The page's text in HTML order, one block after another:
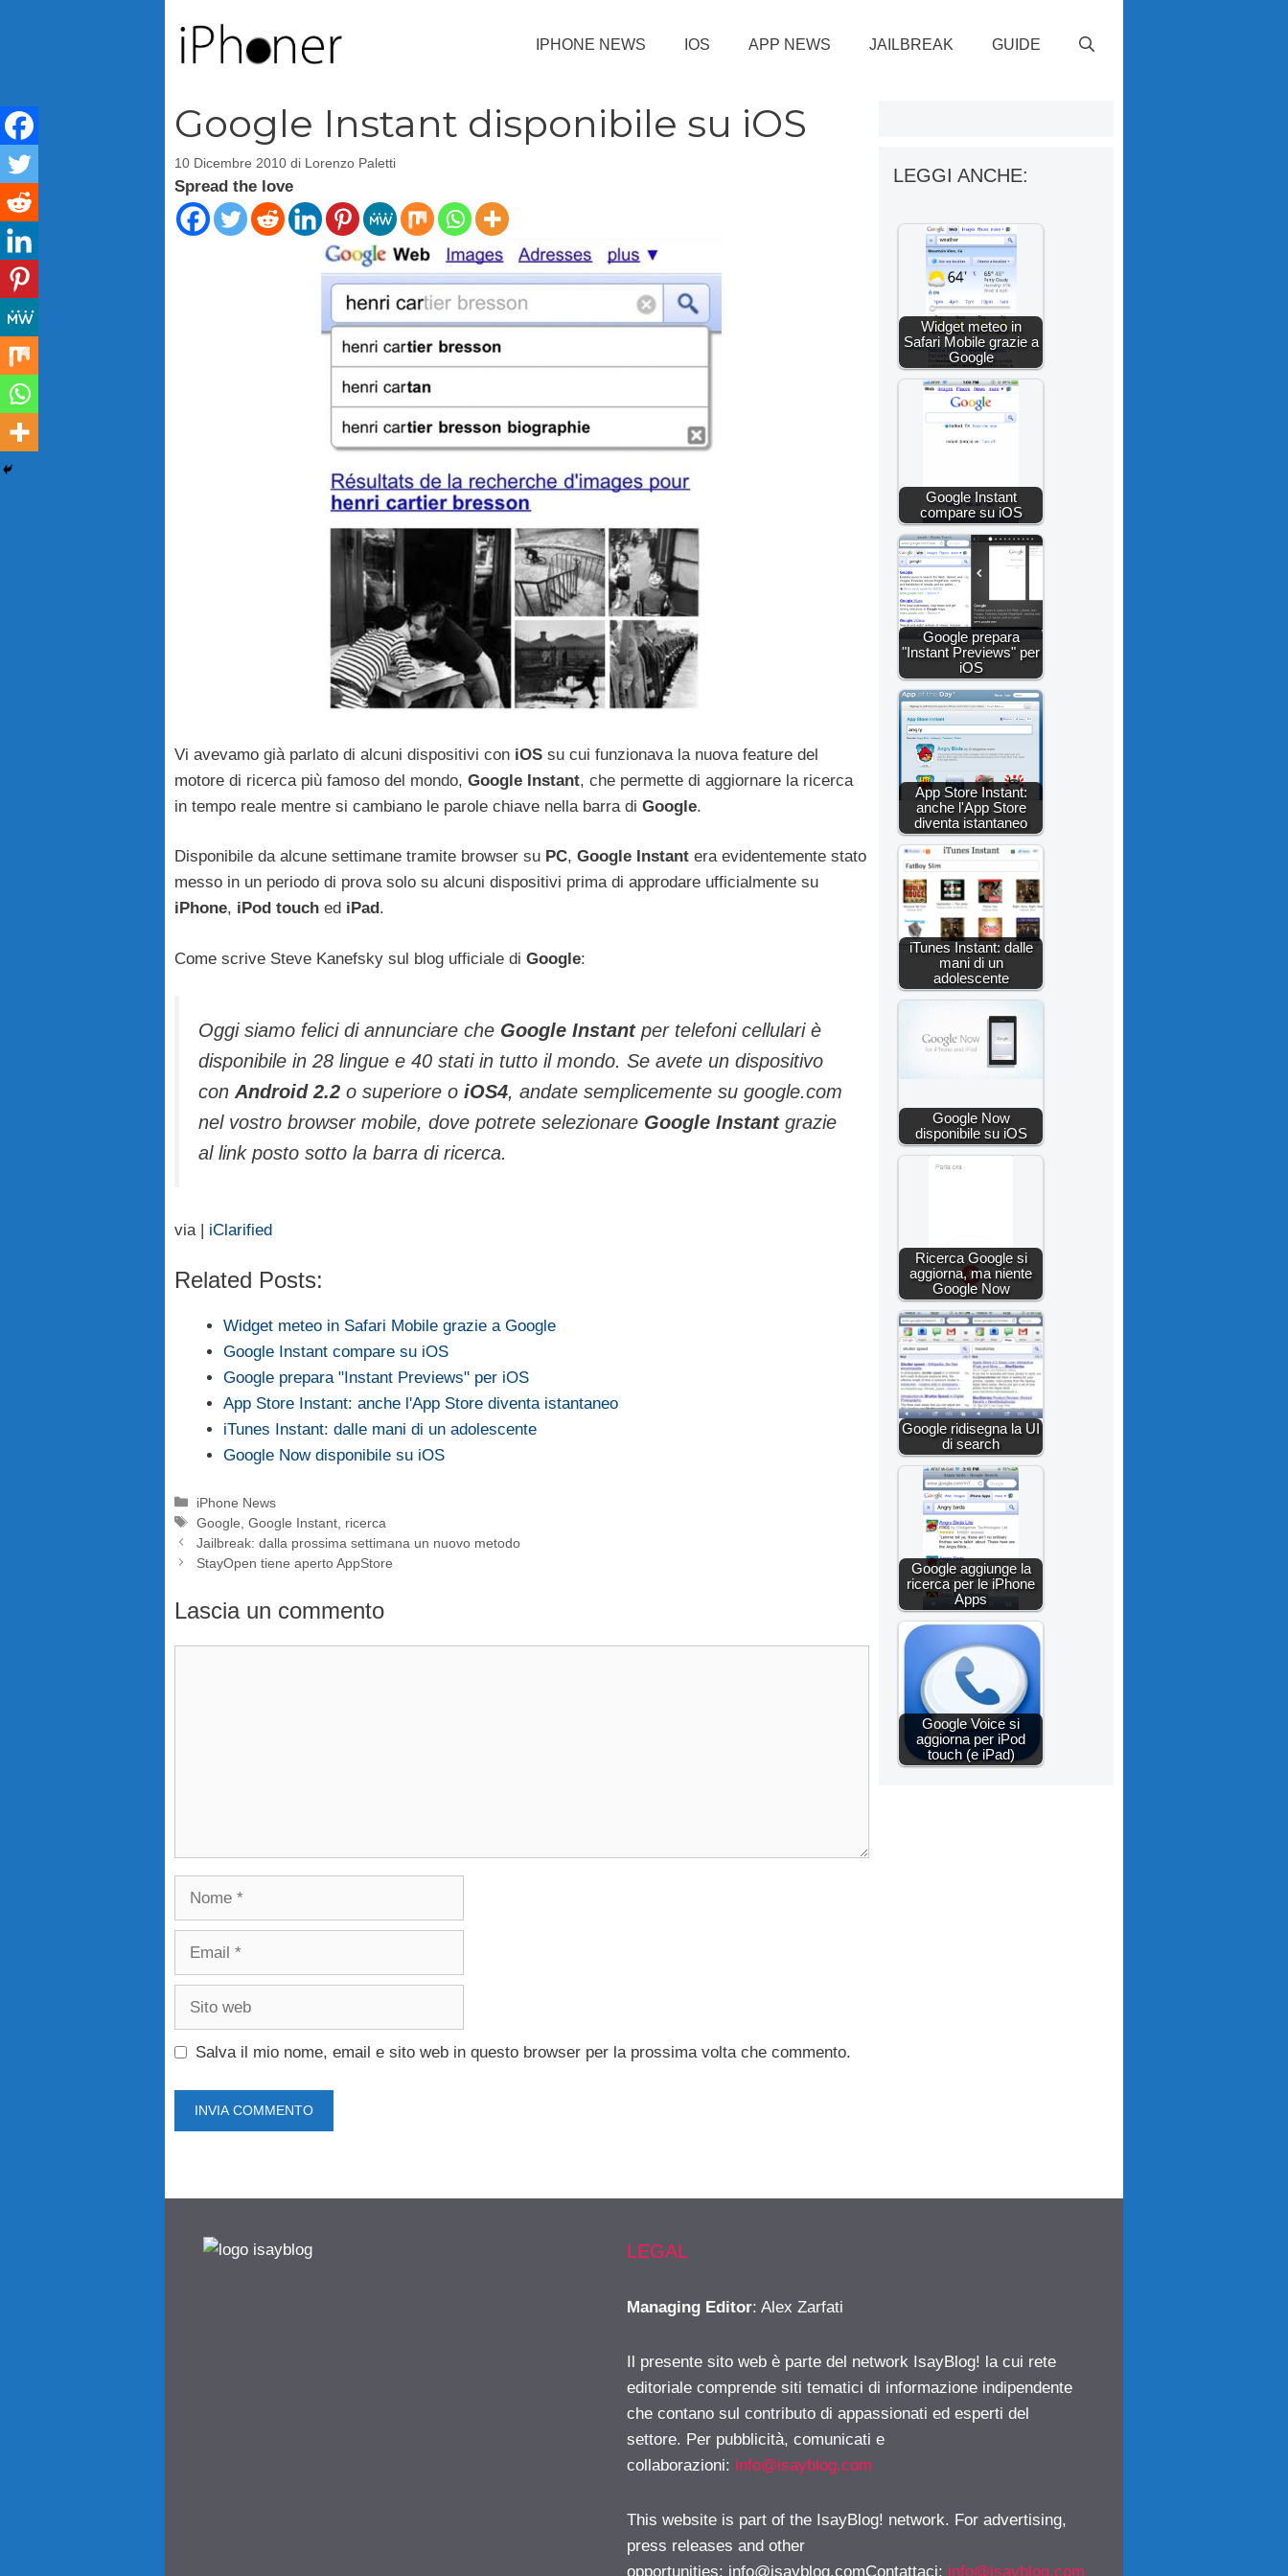
IPHONE NEWS IOS APP NEWS JAILBREAK GUIDE
Google Instant disponibile su iOS
10 Dicembre 2010 di Lorenzo Paletti
Spread the love
Vi avevamo già parlato di alcuni dispositivi con iOS su cui funzionava la nuova feature del
motore di ricerca più famoso del mondo, Google Instant, che permette di aggiornare la ricerca
in tempo reale mentre si cambiano le parole chiave nella barra di Google.
Disponibile da alcune settimane tramite browser su PC, Google Instant era evidentemente stato
messo in un periodo di prova solo su alcuni dispositivi prima di approdare ufficialmente su
iPhone, iPod touch ed iPad.
Come scrive Steve Kanefsky sul blog ufficiale di Google:
Oggi siamo felici di annunciare che Google Instantper telefoni cellulari è
disponibile in 28 lingue e 40 stati in tutto il mondo. Se avete un dispositivo
con Android 2.2 o superiore o iOS4, andate semplicemente su google.com
nel vostro browser mobile, dove potrete selezionare Google Instantgrazie
al link posto sotto la barra di ricerca.
via | iClarified
Related Posts:
Widget meteo in Safari Mobile grazie a Google
Google Instant compare su iOS
Google prepara "Instant Previews" per iOS
App Store Instant: anche l'App Store diventa istantaneo
iTunes Instant: dalle mani di un adolescente
Google Now disponibile su iOS
Categorie
iPhone News
Tag
Google ,Google Instant ricerca
Jailbreak: dalla prossima settimana un nuovo metodo
StayOpen tiene aperto AppStore
Lascia un commento
Nome
Email
Sito
Salva il mio nome, email e sito web in questo browser per la prossima volta che commento.
LEGGI ANCHE:
Widget meteo in
Safari Mobile grazie a
Google
Google Instant
compare su iOS
Google prepara
"Instant Previews" per
iOS
App Store Instant:
anche l'App Store
diventa istantaneo
iTunes Instant: dalle
mani di un
adolescente
Google Now
disponibile su iOS
Ricerca Google si
aggiorna, ma niente
Google Now
Google ridisegna la UI
di search
Google aggiunge la
ricerca per le iPhone
Apps
Google Voice si
aggiorna per iPod
touch (e iPad)
LEGAL
Managing Editor: Alex Zarfati
Il presente sito web è parte del network IsayBlog! la cui rete
editoriale comprende siti tematici di informazione indipendente
che contano sul contributo di appassionati ed esperti del
settore. Per pubblicità, comunicati e
collaborazioni: info@isayblog.com
This website is part of the IsayBlog! network. For advertising,
press releases and other
opportunities: info@isayblog.comContattaci: info@isayblog.com